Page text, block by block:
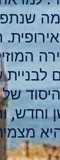
וחדש,